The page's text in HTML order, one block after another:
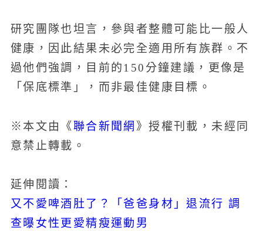
研究團隊也坦言，參與者整體可能比一般人
健康，因此結果未必完全適用所有族群。不
過他們強調，目前的150分鐘建議，更像是
「保底標準」，而非最佳健康目標。
※本文由《聯合新聞網 》授權刊載，未經同
意禁止轉載。
延伸閱讀：
又不愛啤酒肚了？「爸爸身材」退流行 調
查曝女性更愛精瘦運動男